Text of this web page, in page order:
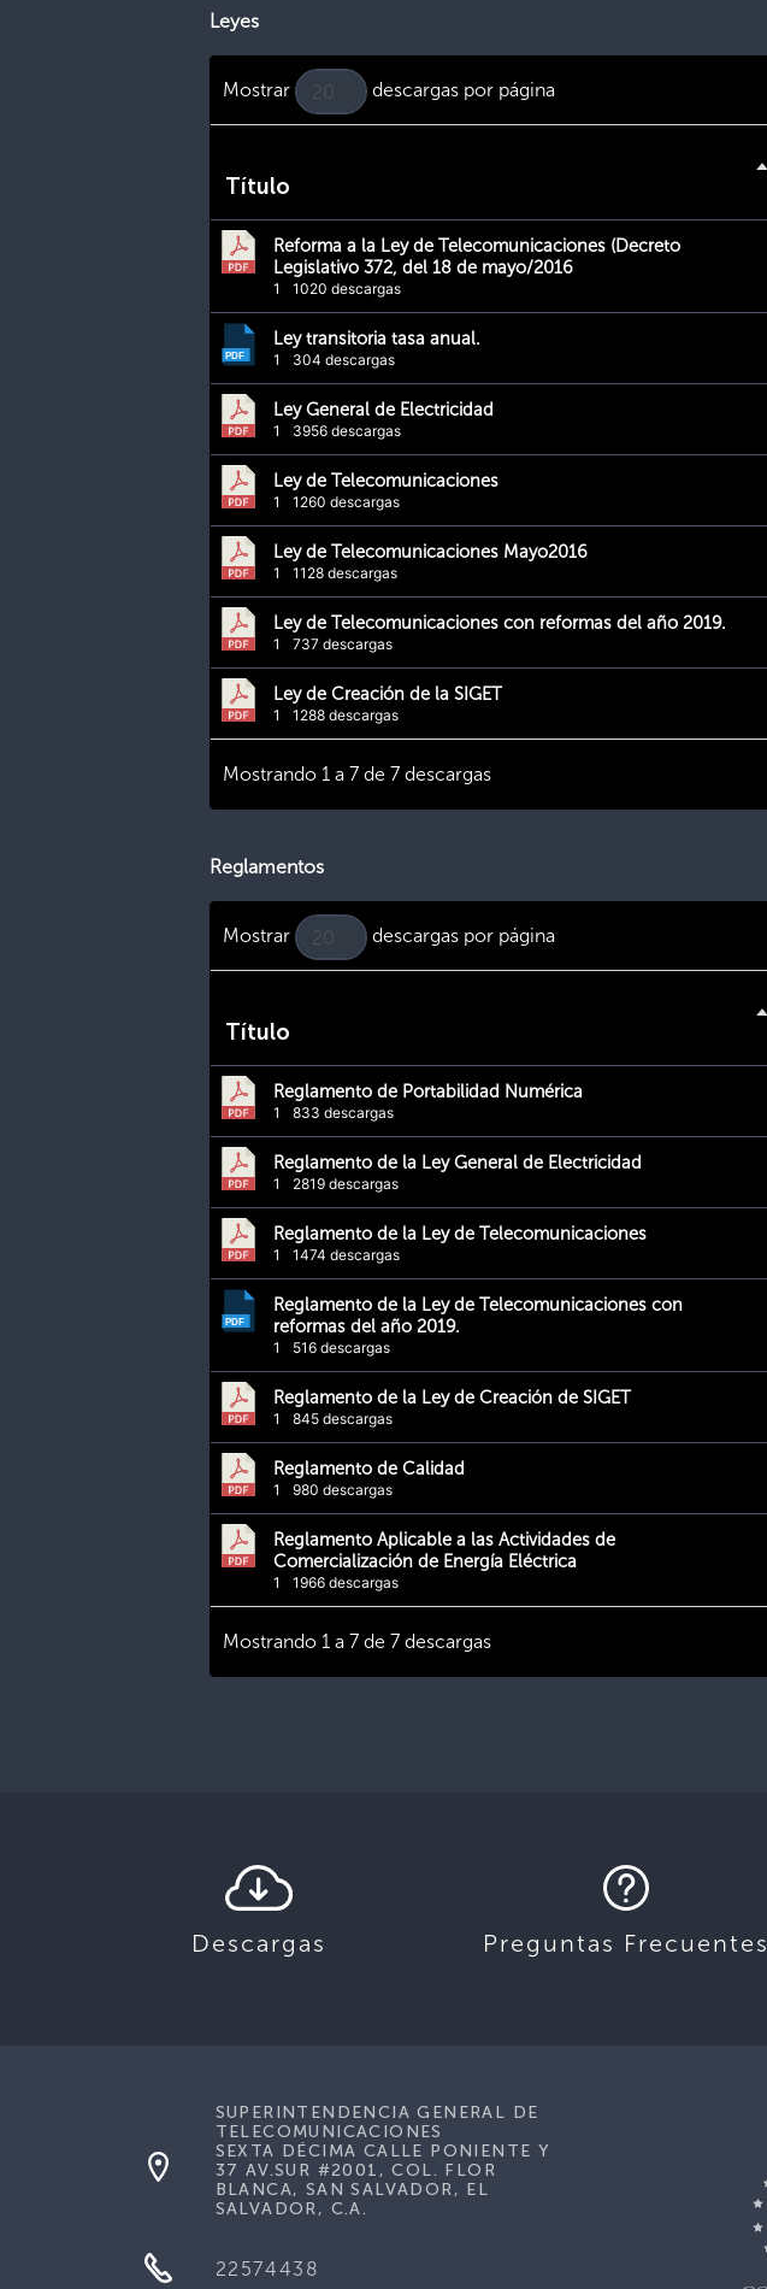
Leyes
Mostrar descargas por página
Título
Reforma a la Ley de Telecomunicaciones (Decreto
Legislativo 372, del 18 de mayo/2016
1 1020 descargas
Ley transitoria tasa anual.
1 304 descargas
Ley General de Electricidad
1 3956 descargas
Ley de Telecomunicaciones
1 1260 descargas
Ley de Telecomunicaciones Mayo2016
1 1128 descargas
Ley de Telecomunicaciones con reformas del año 2019.
1 737 descargas
Ley de Creación de la SIGET
1 1288 descargas
Mostrando 1 a 7 de 7 descargas
Reglamentos
Mostrar descargas por página
Título
Reglamento de Portabilidad Numérica
1 833 descargas
Reglamento de la Ley General de Electricidad
1 2819 descargas
Reglamento de la Ley de Telecomunicaciones
1 1474 descargas
Reglamento de la Ley de Telecomunicaciones con
reformas del año 2019.
1 516 descargas
Reglamento de la Ley de Creación de SIGET
1 845 descargas
Reglamento de Calidad
1 980 descargas
Reglamento Aplicable a las Actividades de
Comercialización de Energía Eléctrica
1 1966 descargas
Mostrando 1 a 7 de 7 descargas
Descargas Preguntas Frecuentes
SUPERINTENDENCIA GENERAL DE
TELECOMUNICACIONES
SEXTA DÉCIMA CALLE PONIENTE Y
37 AV.SUR #2001, COL. FLOR
BLANCA, SAN SALVADOR, EL
SALVADOR, C.A.
22574438